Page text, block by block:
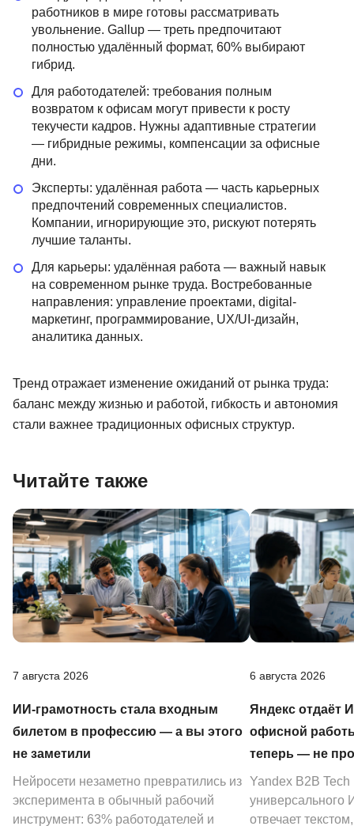
работников в мире готовы рассматривать
увольнение. Gallup — треть предпочитают
полностью удалённый формат, 60% выбирают
гибрид.
Для работодателей: требования полным
возвратом к офисам могут привести к росту
текучести кадров. Нужны адаптивные стратегии
— гибридные режимы, компенсации за офисные
дни.
Эксперты: удалённая работа — часть карьерных
предпочтений современных специалистов.
Компании, игнорирующие это, рискуют потерять
лучшие таланты.
Для карьеры: удалённая работа — важный навык
на современном рынке труда. Востребованные
направления: управление проектами, digital-
маркетинг, программирование, UX/UI-дизайн,
аналитика данных.
Тренд отражает изменение ожиданий от рынка труда:
баланс между жизнью и работой, гибкость и автономия
стали важнее традиционных офисных структур.
Читайте также
7 августа 2026
ИИ-грамотность стала входным
билетом в профессию — а вы этого
не заметили
Нейросети незаметно превратились из
эксперимента в обычный рабочий
инструмент: 63% работодателей и
6 августа 2026
Яндекс отдаёт
офисной
теперь — не
Yandex B2B Tech
универсального
отвечает